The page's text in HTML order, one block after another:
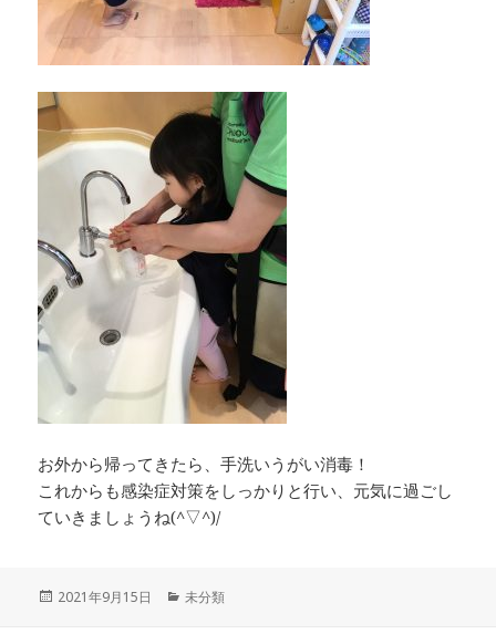
お外から帰ってきたら、手洗いうがい消毒！
これからも感染症対策をしっかりと行い、元気に過ごし
ていきましょうね(^▽^)/
投
2021年9月15日
カ
未分類